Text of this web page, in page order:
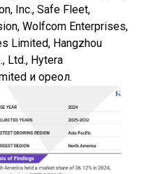
Inc., Safe Fleet,
Wolfcom Enterprises,
Limited, Hangzhou
Ltd., Hytera
и ореол.